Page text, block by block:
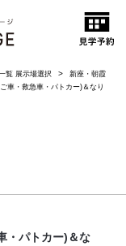
覧 展示場選択
新座・朝霞
車・救急車・パトカー)＆なり
・パトカー)＆な